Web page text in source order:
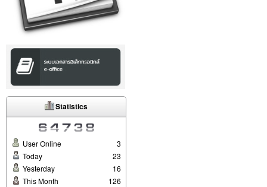
Statistics
User Online
3
Today
23
Yesterday
16
This Month
126